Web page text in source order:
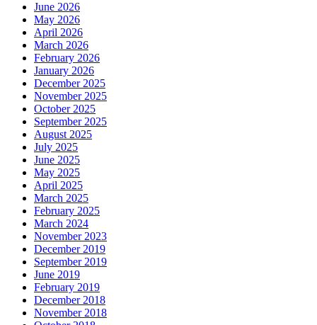
June 2026
May 2026
April 2026
March 2026
February 2026
January 2026
December 2025
November 2025
October 2025
September 2025
August 2025
July 2025
June 2025
May 2025
April 2025
March 2025
February 2025
March 2024
November 2023
December 2019
September 2019
June 2019
February 2019
December 2018
November 2018